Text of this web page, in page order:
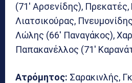
(71′ Αρσενίδης),
Λιατσικούρας,
Λώλης (66′ Παναγάκος),
Παπακανέλλος (71′
Ατρόμητος: Σαρακινλής,